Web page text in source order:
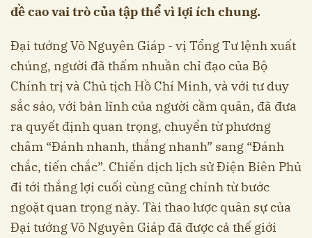
đề cao vai trò của tập thể vì lợi ích chung.
Đại tướng Võ Nguyên Giáp - vị Tổng Tư lệnh xuất
chúng, người đã thấm nhuần chỉ đạo của Bộ
Chính trị và Chủ tịch Hồ Chí Minh, và với tư duy
sắc sảo, với bản lĩnh của người cầm quân, đã đưa
ra quyết định quan trọng, chuyển từ phương
châm “Đánh nhanh, thắng nhanh” sang “Đánh
chắc, tiến chắc”. Chiến dịch lịch sử Điện Biên Phủ
đi tới thắng lợi cuối cùng cũng chính từ bước
ngoặt quan trọng này. Tài thao lược quân sự của
Đại tướng Võ Nguyên Giáp đã được cả thế giới